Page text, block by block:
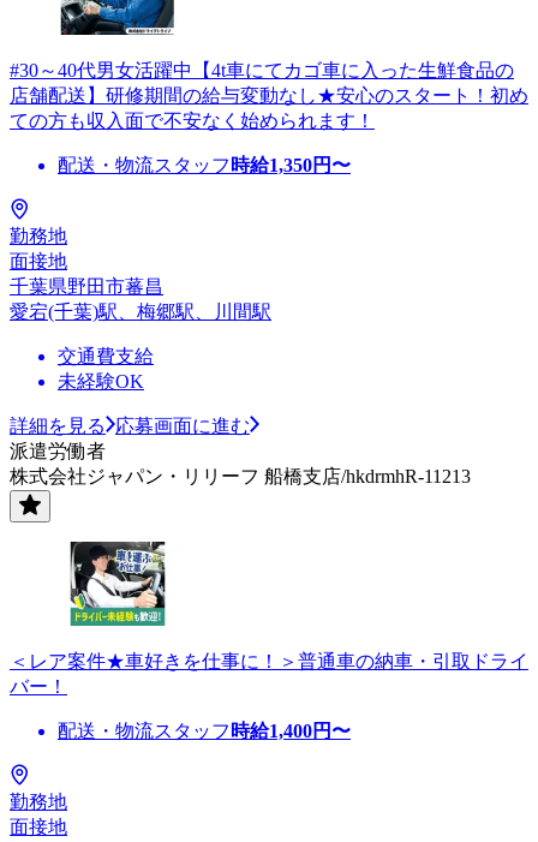
#30～40代男女活躍中【4t車にてカゴ車に入った生鮮食品の
店舗配送】研修期間の給与変動なし★安心のスタート！初め
ての方も収入面で不安なく始められます！
配送・物流スタッフ 時給1,350円〜
勤務地
面接地
千葉県野田市蕃昌
愛宕(千葉)駅、梅郷駅、川間駅
交通費支給
未経験OK
詳細を見る
応募画面に進む
派遣労働者
株式会社ジャパン・リリーフ 船橋支店/hkdrmhR-11213
＜レア案件★車好きを仕事に！＞普通車の納車・引取ドライ
バー！
配送・物流スタッフ 時給1,400円〜
勤務地
面接地